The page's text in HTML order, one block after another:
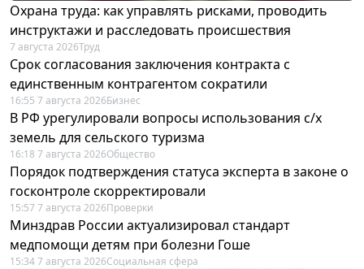
Охрана труда: как управлять рисками, проводить
инструктажи и расследовать происшествия
7 августа 2026Труд
Срок согласования заключения контракта с
единственным контрагентом сократили
16:55 7 августа 2026Бизнес
В РФ урегулировали вопросы использования с/х
земель для сельского туризма
16:18 7 августа 2026Общество
Порядок подтверждения статуса эксперта в законе о
госконтроле скорректировали
15:57 7 августа 2026Проверки
Минздрав России актуализировал стандарт
медпомощи детям при болезни Гоше
15:34 7 августа 2026Социальная сфера